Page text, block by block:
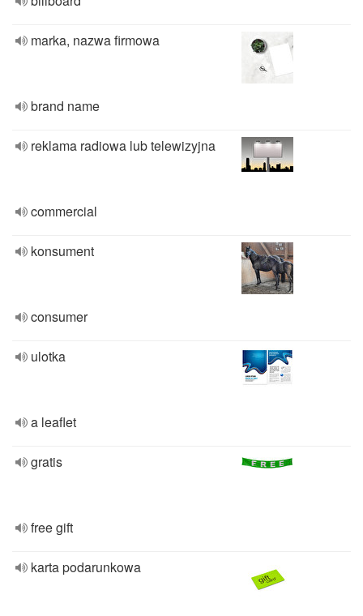
marka, nazwa firmowa
brand name
reklama radiowa lub telewizyjna
commercial
konsument
consumer
ulotka
a leaflet
gratis
free gift
karta podarunkowa